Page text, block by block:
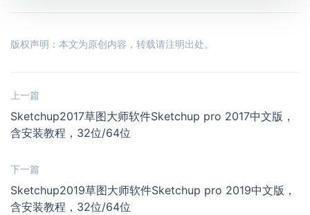
版权声明：本文为原创内容，转载请注明出处。
上一篇
Sketchup2017草图大师软件Sketchup pro 2017中文版，
含安装教程，32位/64位
下一篇
Sketchup2019草图大师软件Sketchup pro 2019中文版，
含安装教程，32位/64位